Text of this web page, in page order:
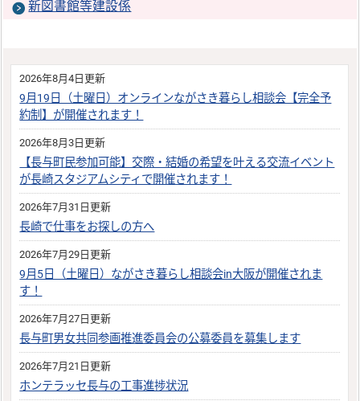
新図書館等建設係
2026年8月4日更新
9月19日（土曜日）オンラインながさき暮らし相談会【完全予
約制】が開催されます！
2026年8月3日更新
【長与町民参加可能】交際・結婚の希望を叶える交流イベント
が長崎スタジアムシティで開催されます！
2026年7月31日更新
長崎で仕事をお探しの方へ
2026年7月29日更新
9月5日（土曜日）ながさき暮らし相談会in大阪が開催されま
す！
2026年7月27日更新
長与町男女共同参画推進委員会の公募委員を募集します
2026年7月21日更新
ホンテラッセ長与の工事進捗状況